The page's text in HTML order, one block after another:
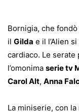
Bornigia, che
il Gilda e il l’Alien
cardiaco. Le serate
l’omonima serie tv
Carol Alt, Anna
La miniserie, con la